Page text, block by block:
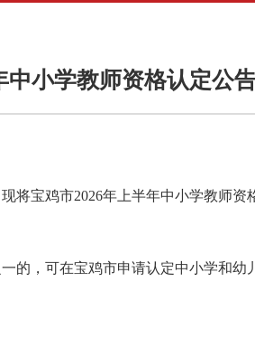
中小学教师资格认定公
将宝鸡市2026年上半年中小学教师资
的，可在宝鸡市申请认定中小学和幼